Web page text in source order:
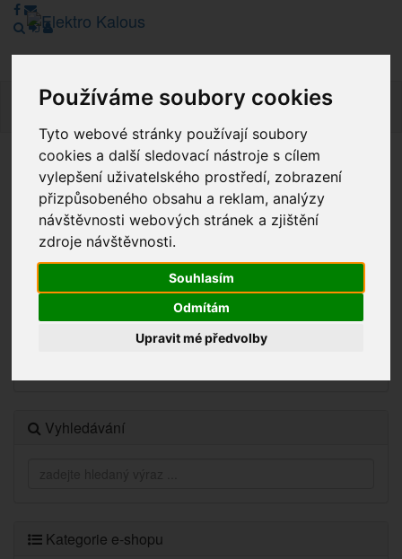
Používáme soubory cookies
Tyto webové stránky používají soubory
cookies a další sledovací nástroje s cílem
vylepšení uživatelského prostředí, zobrazení
přizpůsobeného obsahu a reklam, analýzy
návštěvnosti webových stránek a zjištění
zdroje návštěvnosti.
Souhlasím
Odmítám
Upravit mé předvolby
Vážení zákazníci, v tuto chvíli je Náš internetový obchod v
režimu Katalogu. Objednávky on-line nyní nelze vyřídit.
Děkujeme za pochopení.
Novinky
Vyhledávání
Kategorie e-shopu